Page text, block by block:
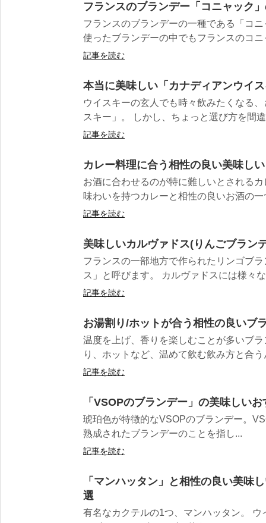
フランスのブランデー「コニャック
フランスのブランデーの一種である「コ
使ったブランデーの中でもフランスのコ
記事を読む
本当に美味しい「カナディアンウイ
ウイスキーの玄人でも時々飲みたくなる
スキー」。 しかし、ちょっと選び方を間
記事を読む
カレー料理に合う相性の良い美味し
お酒に合わせるのが特に難しいとされる
味わいを持つカレーと相性の良いお酒の
記事を読む
美味しいカルヴァドス(りんごブラン
フランスの一部地方で作られたリンゴブ
ス」と呼びます。 カルヴァドスには様々
記事を読む
お湯割り/ホットが合う相性の良いブ
温度を上げ、香りを楽しむことが多いブ
り、ホットなど、温めて飲む飲み方と合
記事を読む
「VSOPのブランデー」の美味しい
琥珀色が特徴的なVSOPのブランデー。
熟成されたブランデーのことを指し...
記事を読む
「マンハッタン」と相性の良い美味
選
有名なカクテルの1つ、マンハッタン。